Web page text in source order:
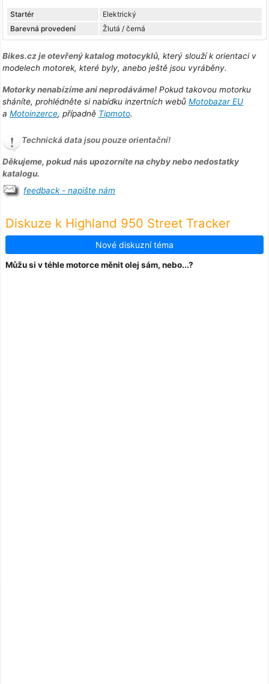
Startér
Elektrický
Barevná provedení
Žlutá / černá
Bikes.cz je otevřený katalog motocyklů, který slouží k orientaci v
modelech motorek, které byly, anebo ještě jsou vyráběny.
Motorky nenabízíme ani neprodáváme!Pokud takovou motorku
sháníte, prohlédněte si nabídku inzertních webů Motobazar EU
a Motoinzerce, případně Tipmoto.
Technická data jsou pouze orientační!
Děkujeme, pokud nás upozorníte na chyby nebo nedostatky
katalogu.
feedback - napište nám
Diskuze k Highland 950 Street Tracker
Nové diskuzní téma
Můžu si v téhle motorce měnit olej sám, nebo...?